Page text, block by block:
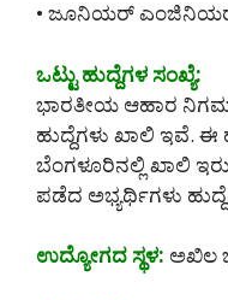
• ಜೂನಿಯರ್
ಒಟ್ಟು ಹುದ್ದೆಗಳ ಸಂಖ್ಯೆ:
ಭಾರತೀಯ ಆಹಾರ ನಿಗಮ
ಹುದ್ದೆಗಳು ಖಾಲಿ ಇವೆ. ಈ
ಬೆಂಗಳೂರಿನಲ್ಲಿ ಖಾಲಿ
ಪಡೆದ ಅಭ್ಯರ್ಥಿಗಳು
ಉದ್ಯೋಗದ ಸ್ಥಳ: ಅಖಿಲ